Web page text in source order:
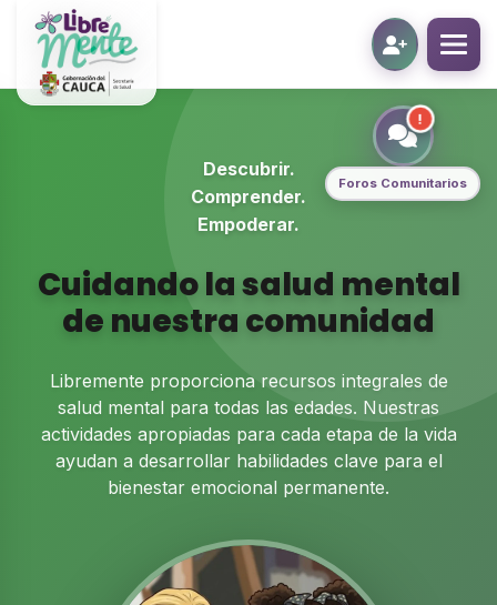
!
Foros Comunitarios
Descubrir.
Comprender.
Empoderar.
Cuidando la salud mental
de nuestra comunidad
Libremente proporciona recursos integrales de
salud mental para todas las edades. Nuestras
actividades apropiadas para cada etapa de la vida
ayudan a desarrollar habilidades clave para el
bienestar emocional permanente.